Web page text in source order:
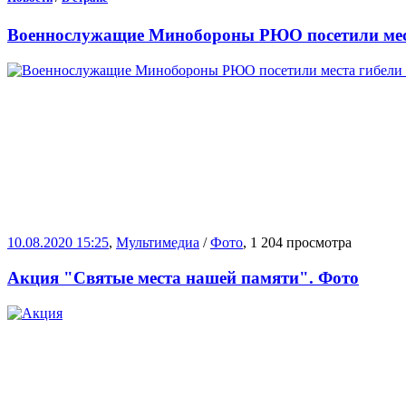
Военнослужащие Минобороны РЮО посетили
10.08.2020 15:25, Мультимедиа /Фото, 1 204 просмотра
Акция "Святые места нашей памяти". Фото